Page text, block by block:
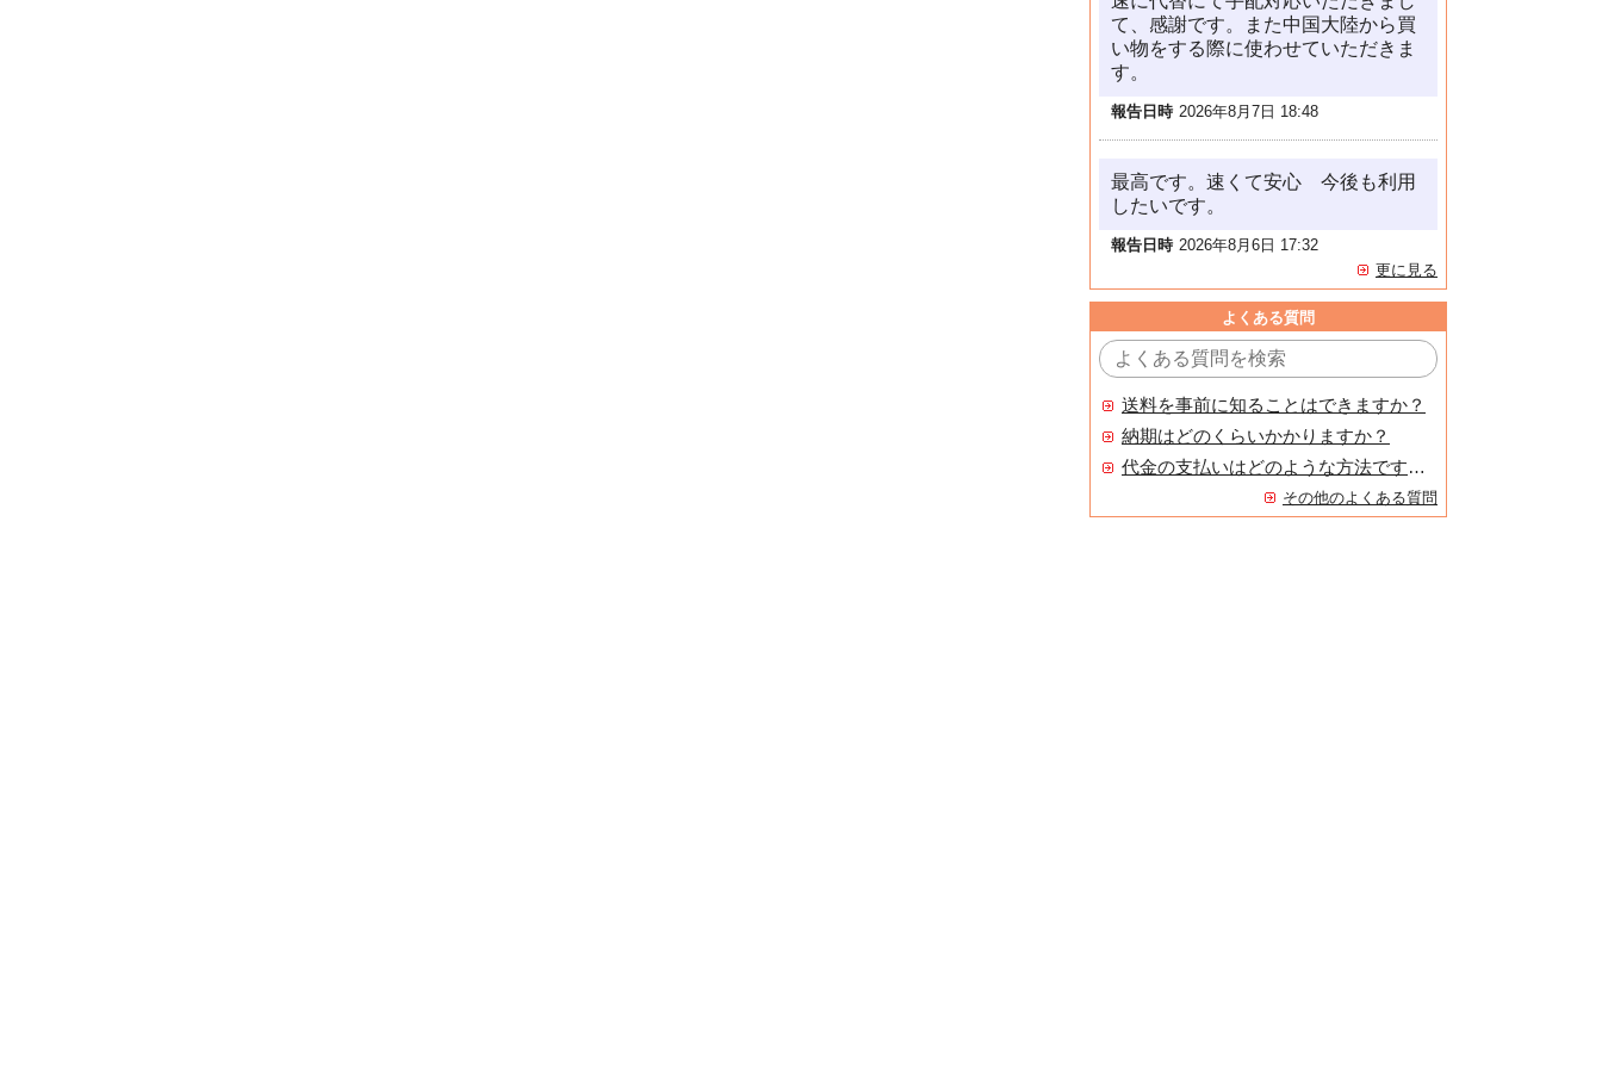
て、感謝です。また中国大陸から買
い物をする際に使わせていただきま
す。
報告日時 2026年8月7日 18:48
最高です。速くて安心 今後も利用
したいです。
報告日時 2026年8月6日 17:32
更に見る
よくある質問
送料を事前に知ることはできますか？
納期はどのくらいかかりますか？
代金の支払いはどのような方法ですか？
その他のよくある質問